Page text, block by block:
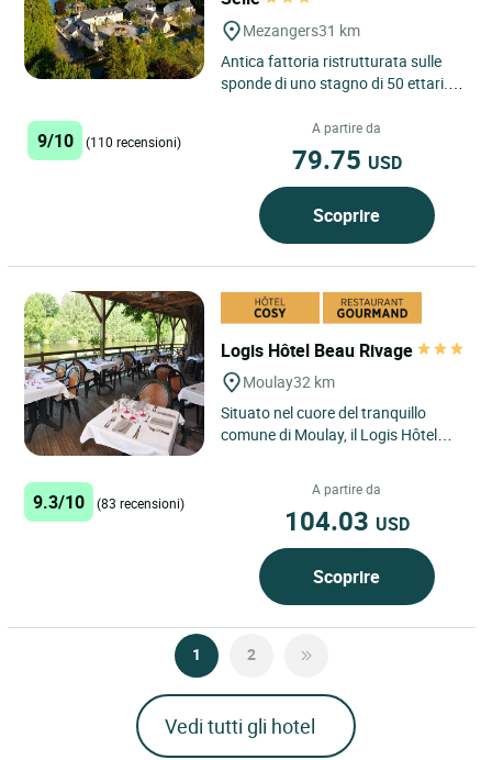
Mezangers31 km
Antica fattoria ristrutturata sulle
sponde di uno stagno di 50 ettari.
ristorante lato...
9/10 (110 recensioni)
A partire da
79.75 USD
Scoprire
Logis Hôtel Beau Rivage
Moulay32 km
Situato nel cuore del tranquillo
comune di Moulay, il Logis Hôtel
9.3/10 (83 recensioni)
A partire da
104.03 USD
Scoprire
1 2
Vedi tutti gli hotel